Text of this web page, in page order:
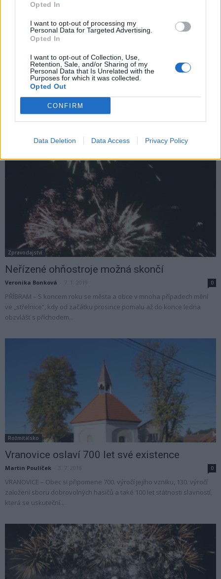
Opted In
I want to opt-out of processing my
Personal Data for Targeted Advertising.
Opted In
I want to opt-out of Collection, Use,
Retention, Sale, and/or Sharing of my
Personal Data that Is Unrelated with the
Purposes for which it was collected.
Opted Out
CONFIRM
Data Deletion Data Access Privacy Policy
Zpravodajství
V Žežicích se konal zřejmě poslední
Předsilvestrovský ohňostroj
Martin Poulíček - 29. 12. 2019
ŽEŽICE - Už po osmé se konal v Žežicích "Předsilvestrovský ohňostroj",
který pořádal Jakub Bostl s přáteli. Letos se jednalo zřejmě o poslední
Zpravodajství
Neřízené ohňostroje možná skončí
Veronika Bonková 0
PŘÍBRAM – S koncem roku se města a obce v mnoha případech mění
ve „střelnice“, kdy od začátku prosince pomalu až do konce ledna
obzvlášť s příchodem...
Rožmitálsko
Vranovice oslaví 700 let své existence
Martin Poulíček 0
VRANOVICE – Obec si připomene 700. výročí jejího vzniku, 130. výročí
založení sboru dobrovolných hasičů a také 100 let státnosti slavností,
která se uskuteční...